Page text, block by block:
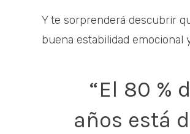
Y te sorprenderá descubrir
buena estabilidad emocional
“El 80 %
años está